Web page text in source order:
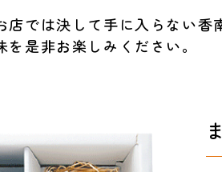
では決して手に入らない香
是非お楽しみください。